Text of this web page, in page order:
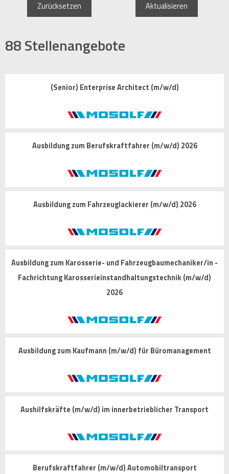
Zurücksetzen Aktualisieren
88Stellenangebote
(Senior) Enterprise Architect (m/w/d)
Ausbildung zum Berufskraftfahrer (m/w/d) 2026
Ausbildung zum Fahrzeuglackierer (m/w/d) 2026
Ausbildung zum Karosserie- und Fahrzeugbaumechaniker/in -
Fachrichtung Karosserieinstandhaltungstechnik (m/w/d)
2026
Ausbildung zum Kaufmann (m/w/d) für Büromanagement
Aushilfskräfte (m/w/d) im innerbetrieblicher Transport
Berufskraftfahrer (m/w/d) Automobiltransport